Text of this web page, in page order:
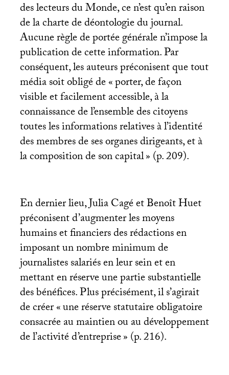
des lecteurs du Monde, ce n’est qu’en raison
de la charte de déontologie du journal.
Aucune règle de portée générale n’impose la
publication de cette information. Par
conséquent, les auteurs préconisent que tout
média soit obligé de «porter, de façon
visible et facilement accessible, à la
connaissance de l’ensemble des citoyens
toutes les informations relatives à l’identité
des membres de ses organes dirigeants, et à
la composition de son capital» (p. 209).
En dernier lieu, Julia Cagé et Benoît Huet
préconisent d’augmenter les moyens
humains et financiers des rédactions en
imposant un nombre minimum de
journalistes salariés en leur sein et en
mettant en réserve une partie substantielle
des bénéfices. Plus précisément, il s’agirait
de créer «une réserve statutaire obligatoire
consacrée au maintien ou au développement
de l’activité d’entreprise» (p. 216).